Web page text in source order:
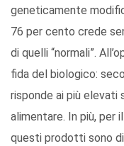
geneticamente
76 per cento crede
di quelli “normali”.
fida del biologico:
risponde ai più elevati
alimentare. In più, per
questi prodotti sono